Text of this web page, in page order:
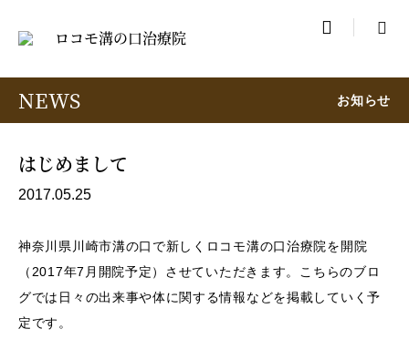

NEWS お知らせ
はじめまして
2017.05.25
神奈川県川崎市溝の口で新しくロコモ溝の口治療院を開院
（2017年7月開院予定）させていただきます。こちらのブロ
グでは日々の出来事や体に関する情報などを掲載していく予
定です。